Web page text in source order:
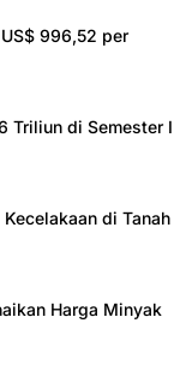
996,52 per
Triliun di Semester I
di Tanah
Harga Minyak